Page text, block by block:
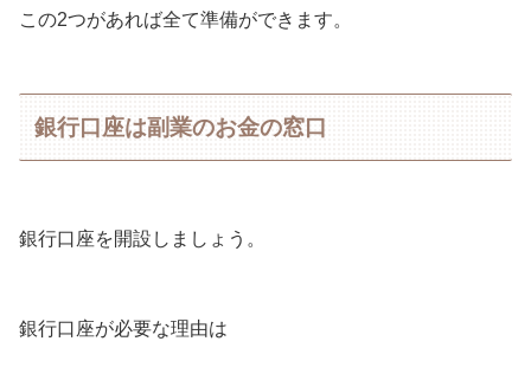
この2つがあれば全て準備ができます。
銀行口座は副業のお金の窓口
銀行口座を開設しましょう。
銀行口座が必要な理由は